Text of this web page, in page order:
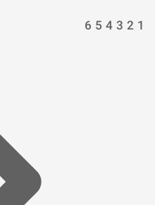
1
2
3
4
5
6